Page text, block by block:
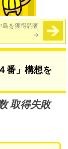
島を獲得調査
→
番」構想を
取得失敗